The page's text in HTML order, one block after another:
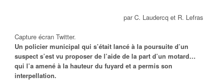
par C. Laudercq et R. Lefras
Capture écran Twitter.
Un policier municipal qui s’était lancé à la poursuite d’un
suspect s’est vu proposer de l’aide de la part d’un motard…
qui l’a amené à la hauteur du fuyard et a permis son
interpellation.